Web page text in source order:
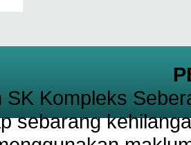
SK Kompleks
sebarang